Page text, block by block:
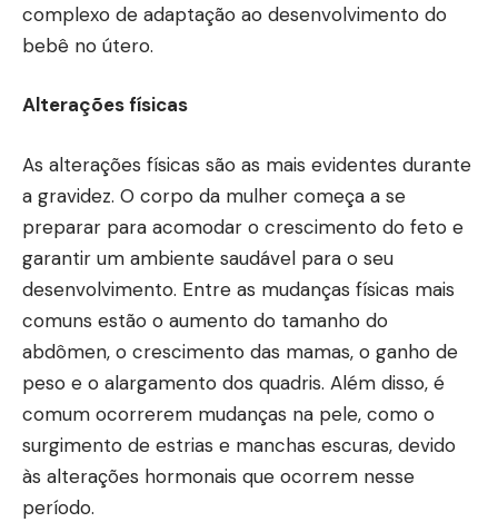
complexo de adaptação ao desenvolvimento do
bebê no útero.
Alterações físicas
As alterações físicas são as mais evidentes durante
a gravidez. O corpo da mulher começa a se
preparar para acomodar o crescimento do feto e
garantir um ambiente saudável para o seu
desenvolvimento. Entre as mudanças físicas mais
comuns estão o aumento do tamanho do
abdômen, o crescimento das mamas, o ganho de
peso e o alargamento dos quadris. Além disso, é
comum ocorrerem mudanças na pele, como o
surgimento de estrias e manchas escuras, devido
às alterações hormonais que ocorrem nesse
período.